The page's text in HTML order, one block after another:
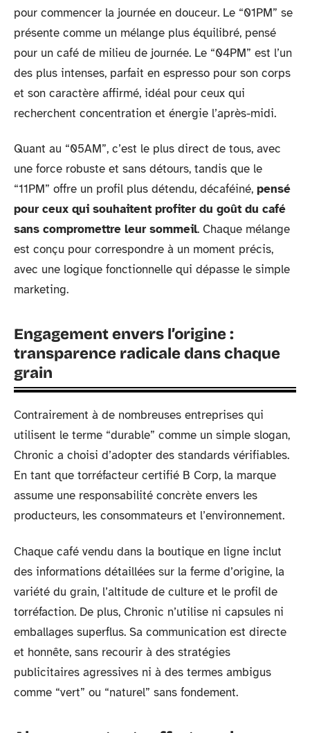
pour commencer la journée en douceur. Le “01PM” se
présente comme un mélange plus équilibré, pensé
pour un café de milieu de journée. Le “04PM” est l’un
des plus intenses, parfait en espresso pour son corps
et son caractère affirmé, idéal pour ceux qui
recherchent concentration et énergie l’après-midi.
Quant au “05AM”, c’est le plus direct de tous, avec
une force robuste et sans détours, tandis que le
“11PM” offre un profil plus détendu, décaféiné, pensé
pour ceux qui souhaitent profiter du goût du café
sans compromettre leur sommeil. Chaque mélange
est conçu pour correspondre à un moment précis,
avec une logique fonctionnelle qui dépasse le simple
marketing.
Engagement envers l’origine :
transparence radicale dans chaque
grain
Contrairement à de nombreuses entreprises qui
utilisent le terme “durable” comme un simple slogan,
Chronic a choisi d’adopter des standards vérifiables.
En tant que torréfacteur certifié B Corp, la marque
assume une responsabilité concrète envers les
producteurs, les consommateurs et l’environnement.
Chaque café vendu dans la boutique en ligne inclut
des informations détaillées sur la ferme d’origine, la
variété du grain, l’altitude de culture et le profil de
torréfaction. De plus, Chronic n’utilise ni capsules ni
emballages superflus. Sa communication est directe
et honnête, sans recourir à des stratégies
publicitaires agressives ni à des termes ambigus
comme “vert” ou “naturel” sans fondement.